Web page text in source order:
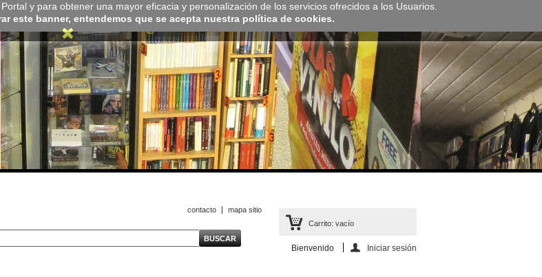
y para obtener una mayor eficacia y personalización de los servicios ofrecidos a los Usuarios.
este banner, entendemos que se acepta nuestra política de cookies.
Carrito: vacío
Bienvenido Iniciar sesión
contacto mapa sitio